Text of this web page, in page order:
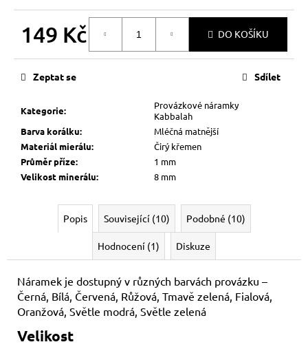
149 Kč DO KOŠÍKU
Kategorie:
Provázkové náramky
Kabbalah
Barva korálku:
Mléčná matnější
Materiál mierálu:
Čirý křemen
Průměr příze:
1 mm
Velikost minerálu: 8 mm
Zeptat se Sdílet
Popis Související (10) Podobné (10)
Hodnocení (1) Diskuze
Náramek je dostupný v různých barvách provázku –
Černá, Bílá, Červená, Růžová, Tmavě zelená, Fialová,
Oranžová, Světle modrá, Světle zelená
Velikost
NÁRAMEK
169
Kč